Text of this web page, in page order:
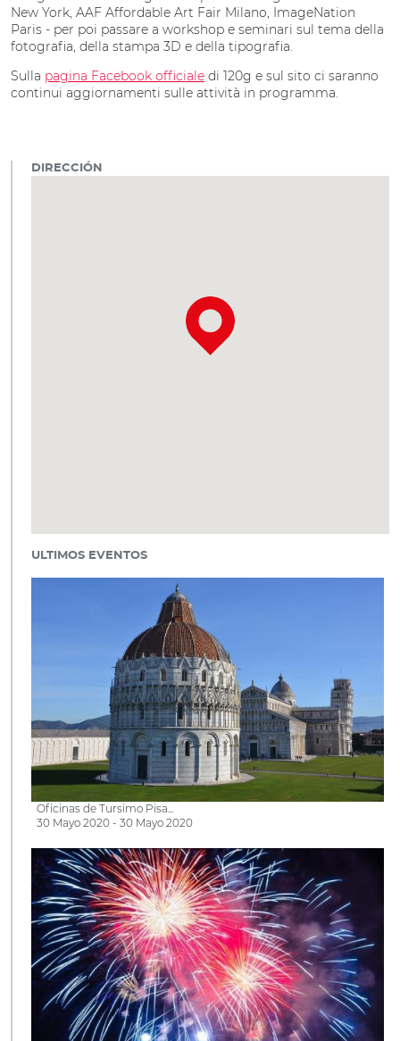
New York, AAF Affordable Art Fair Milano, ImageNation
Paris - per poi passare a workshop e seminari sul tema della
fotografia, della stampa 3D e della tipografia.
Sulla pagina Facebook officiale di 120g e sul sito ci saranno
continui aggiornamenti sulle attività in programma.
DIRECCIÓN
ULTIMOS EVENTOS
Oficinas de Tursimo Pisa...
30 Mayo 2020 - 30 Mayo 2020